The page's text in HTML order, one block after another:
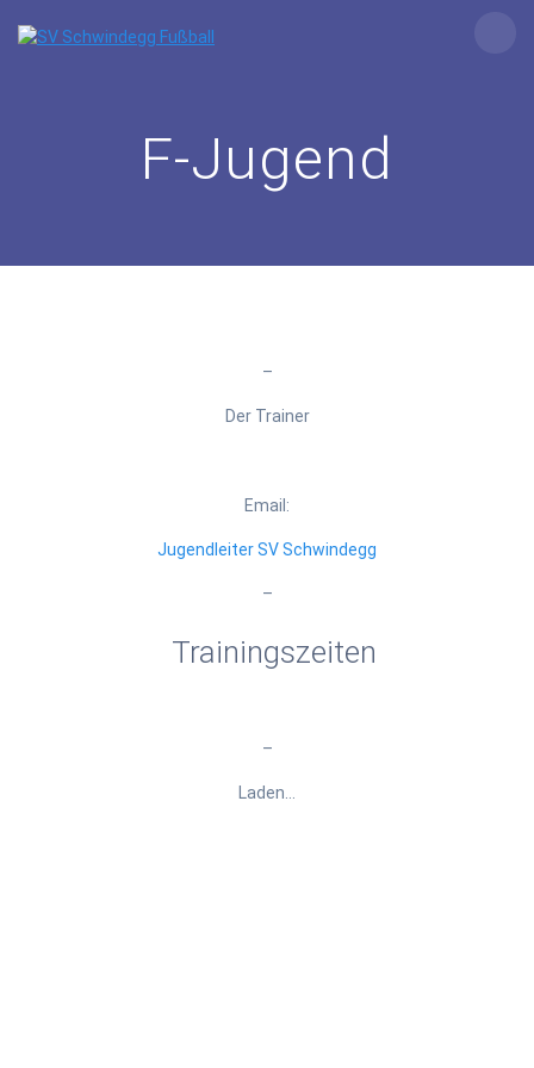
F-Jugend
–
Der Trainer
Email:
Jugendleiter SV Schwindegg
–
Trainingszeiten
–
Laden…